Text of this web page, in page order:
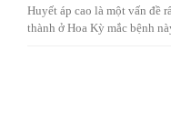
Huyết áp cao là một vấn đề
thành ở Hoa Kỳ mắc bệnh